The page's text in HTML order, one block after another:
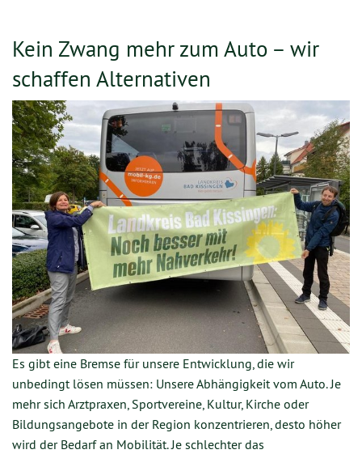
Kein Zwang mehr zum Auto – wir
schaffen Alternativen
Es gibt eine Bremse für unsere Entwicklung, die wir
unbedingt lösen müssen: Unsere Abhängigkeit vom Auto. Je
mehr sich Arztpraxen, Sportvereine, Kultur, Kirche oder
Bildungsangebote in der Region konzentrieren, desto höher
wird der Bedarf an Mobilität. Je schlechter das